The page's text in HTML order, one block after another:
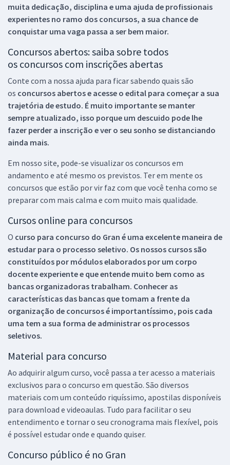
muita dedicação, disciplina e uma ajuda de profissionais
experientes no ramo dos concursos, a sua chance de
conquistar uma vaga passa a ser bem maior.
Concursos abertos: saiba sobre todos
os concursos com inscrições abertas
Conte com a nossa ajuda para ficar sabendo quais são
os concursos abertos e acesse o edital para começar a sua
trajetória de estudo. É muito importante se manter
sempre atualizado, isso porque um descuido pode lhe
fazer perder a inscrição e ver o seu sonho se distanciando
ainda mais.
Em nosso site, pode-se visualizar os concursos em
andamento e até mesmo os previstos. Ter em mente os
concursos que estão por vir faz com que você tenha como se
preparar com mais calma e com muito mais qualidade.
Cursos online para concursos
O curso para concurso do Gran é uma excelente maneira de
estudar para o processo seletivo. Os nossos cursos são
constituídos por módulos elaborados por um corpo
docente experiente e que entende muito bem como as
bancas organizadoras trabalham. Conhecer as
características das bancas que tomam a frente da
organização de concursos é importantíssimo, pois cada
uma tem a sua forma de administrar os processos
seletivos.
Material para concurso
Ao adquirir algum curso, você passa a ter acesso a materiais
exclusivos para o concurso em questão. São diversos
materiais com um conteúdo riquíssimo, apostilas disponíveis
para download e videoaulas. Tudo para facilitar o seu
entendimento e tornar o seu cronograma mais flexível, pois
é possível estudar onde e quando quiser.
Concurso público é no Gran